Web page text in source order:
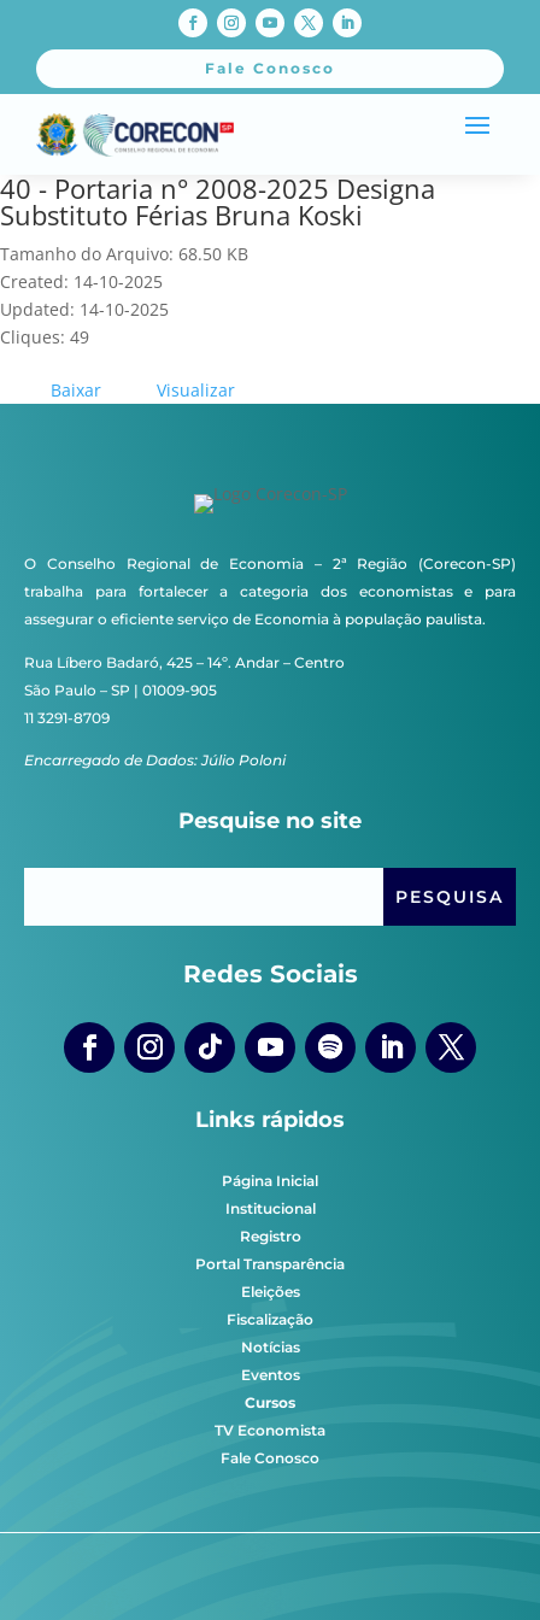
Fale Conosco
40 - Portaria n° 2008-2025 Designa
Substituto Férias Bruna Koski
Tamanho do Arquivo: 68.50 KB
Created: 14-10-2025
Updated: 14-10-2025
Cliques: 49
Baixar Visualizar
O Conselho Regional de Economia – 2ª Região (Corecon-SP)
trabalha para fortalecer a categoria dos economistas e para
assegurar o eficiente serviço de Economia à população paulista.
Rua Líbero Badaró, 425 – 14º. Andar – Centro
São Paulo – SP | 01009-905
11 3291-8709
Encarregado de Dados: Júlio Poloni
Pesquise no site
Redes Sociais
Links rápidos
Página Inicial
Institucional
Registro
Portal Transparência
Eleições
Fiscalização
Notícias
Eventos
Cursos
TV Economista
Fale Conosco